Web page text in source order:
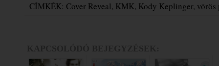
CÍMKÉK: Cover Reveal, KMK, Kody Keplinger, vörös